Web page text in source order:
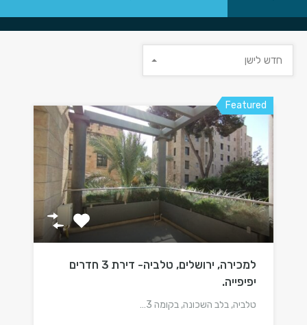
חדש לישן
Featured
למכירה, ירושלים, טלביה- דירת 3 חדרים
יפיפייה.
טלביה, בלב השכונה, בקומה 3…